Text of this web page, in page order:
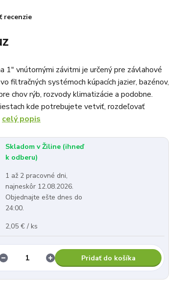
recenzie
1" vnútornými závitmi je určený pre závlahové
filtračných systémoch kúpacích jazier, bazénov,
chov rýb, rozvody klimatizácie a podobne.
kde potrebujete vetviť, rozdeľovať
celý popis
Skladom v Žiline (ihneď
k odberu)
1 až 2 pracovné dni,
najneskôr 12.08.2026.
Objednajte ešte dnes do
24:00.
2,05 € / ks
Pridať do košíka